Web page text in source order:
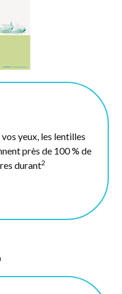
yeux, les lentilles
près de 100 % de
durant2